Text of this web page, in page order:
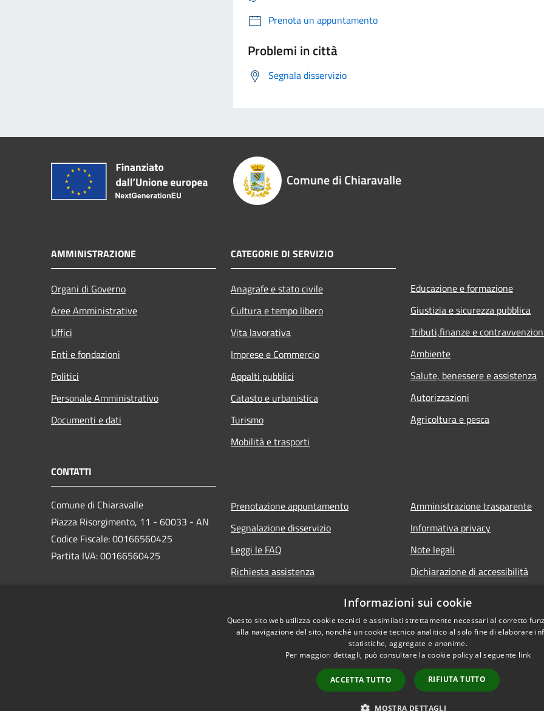
Prenota un appuntamento
Problemi in città
Segnala disservizio
Comune di Chiaravalle
AMMINISTRAZIONE
Organi di Governo
Aree Amministrative
Uffici
Enti e fondazioni
Politici
Personale Amministrativo
Documenti e dati
CATEGORIE DI SERVIZIO
Anagrafe e stato civile
Cultura e tempo libero
Vita lavorativa
Imprese e Commercio
Appalti pubblici
Catasto e urbanistica
Turismo
Mobilità e trasporti
Educazione e formazione
Giustizia e sicurezza pubblica
Tributi,finanze e
Ambiente
Salute, benessere e assistenza
Autorizzazioni
Agricoltura e pesca
CONTATTI
Comune di Chiaravalle
Piazza Risorgimento, 11 - 60033 - AN
Codice Fiscale: 00166560425
Partita IVA: 00166560425
Prenotazione appuntamento
Segnalazione disservizio
Leggi le FAQ
Richiesta assistenza
Amministrazione trasparente
Informativa privacy
Note legali
Dichiarazione di accessibilità
Copyright © 2026 • Comune di
Informazioni sui cookie
Questo sito web utilizza cookie tecnici e assimilati strettamente necessari al corretto
alla navigazione del sito, nonché un cookie tecnico analitico al solo fine di elaborare
statistiche, aggregate e anonime.
Per maggiori dettagli, può consultare la cookie policy al seguente link
ACCETTA TUTTO RIFIUTA TUTTO
MOSTRA DETTAGLI